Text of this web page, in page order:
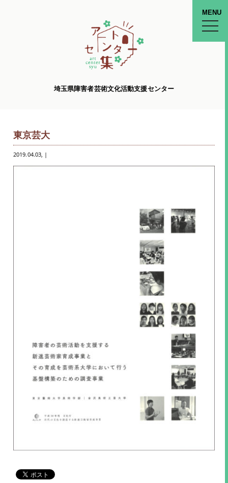
埼玉県障害者芸術文化活動支援センター
MENU
toggle
東京芸大
2019.04.03, |